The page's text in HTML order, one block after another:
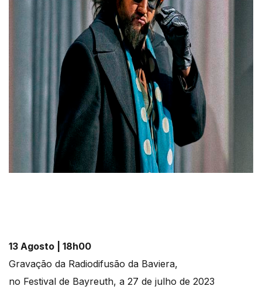
13 Agosto | 18h00
Gravação da Radiodifusão da Baviera,
no Festival de Bayreuth, a 27 de julho de 2023